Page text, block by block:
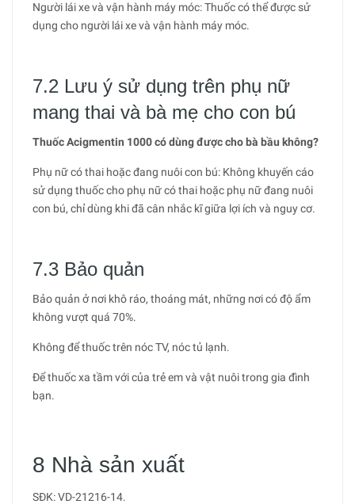
Người lái xe và vận hành máy móc: Thuốc có thể được sử
dụng cho người lái xe và vận hành máy móc.
7.2 Lưu ý sử dụng trên phụ nữ
mang thai và bà mẹ cho con bú
Thuốc Acigmentin 1000 có dùng được cho bà bầu không?
Phụ nữ có thai hoặc đang nuôi con bú: Không khuyến cáo
sử dụng thuốc cho phụ nữ có thai hoặc phụ nữ đang nuôi
con bú, chỉ dùng khi đã cân nhắc kĩ giữa lợi ích và nguy cơ.
7.3 Bảo quản
Bảo quản ở nơi khô ráo, thoáng mát, những nơi có độ ẩm
không vượt quá 70%.
Không để thuốc trên nóc TV, nóc tủ lạnh.
Để thuốc xa tầm với của trẻ em và vật nuôi trong gia đình
bạn.
8 Nhà sản xuất
SĐK: VD-21216-14.